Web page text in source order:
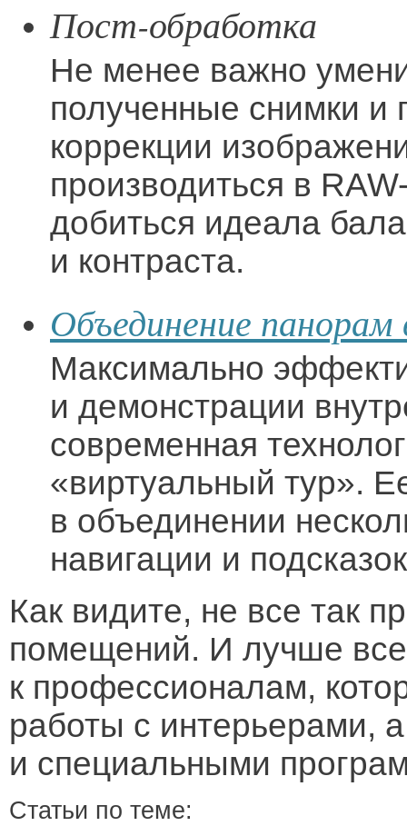
Пост-обработка
Не менее важно
полученные снимки
коррекции
производиться в
добиться идеала
и контраста.
Объединение
Максимально
и демонстрации
современная
«виртуальный тур».
в объединении
навигации и
Как видите, не все так
помещений. И лучше
к профессионалам,
работы с интерьерами,
и специальными
Статьи по теме: